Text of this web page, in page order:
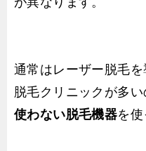
通常はレーザー脱毛
脱毛クリニックが多い
使わない脱毛機器を使